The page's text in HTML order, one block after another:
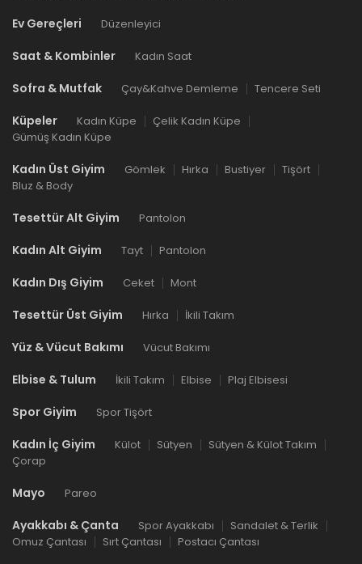
Ev Gereçleri Düzenleyici
Saat & Kombinler Kadın Saat
Sofra & Mutfak Çay&Kahve Demleme Tencere Seti
Küpeler Kadın Küpe
Çelik Kadın Küpe
Gümüş Kadın Küpe
Kadın Üst Giyim Gömlek Hırka Bustiyer
Tişört
Bluz & Body
Tesettür Alt Giyim Pantolon
Kadın Alt Giyim Tayt Pantolon
Kadın Dış Giyim Ceket Mont
Tesettür Üst Giyim Hırka İkili Takım
Yüz & Vücut Bakımı Vücut Bakımı
Elbise & Tulum İkili Takım Elbise Plaj Elbisesi
Spor Giyim Spor Tişört
Kadın İç Giyim Külot Sütyen
Sütyen & Külot Takım
Çorap
Mayo Pareo
Ayakkabı & Çanta Spor Ayakkabı
Sandalet & Terlik
Omuz Çantası
Sırt Çantası Postacı Çantası